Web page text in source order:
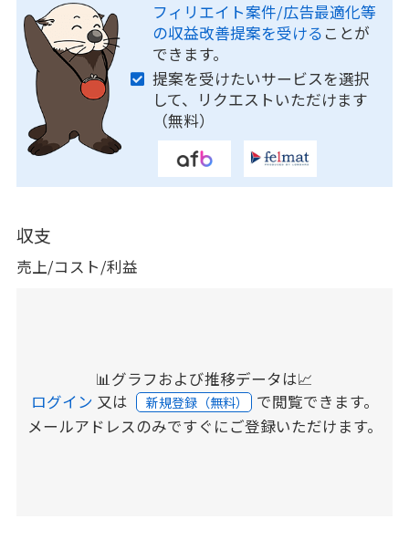
フィリエイト案件/広告最適化等
の収益改善提案を受ける ことが
できます。
提案を受けたいサービスを選択
して、リクエストいただけます
（無料）
収支
売上/コスト/利益
📊グラフおよび推移データは📈
ログイン 又は 新規登録（無料） で閲覧できます。
メールアドレスのみですぐにご登録いただけます。